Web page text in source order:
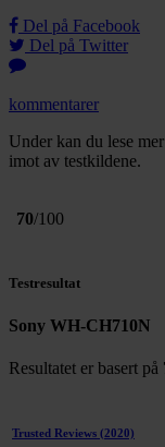
Del på Facebook
Del på Twitter
kommentarer
Under kan du lese
imot av testkildene.
70/100
Testresultat
Sony WH-CH710N
Resultatet er basert på
Trusted Reviews (2020)